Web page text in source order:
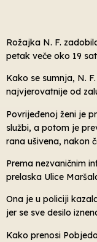
Rožajka N. F.
petak veče oko 19
Kako se sumnja, N.
najvjerovatnije od
Povrijeđenoj ženi je
službi, a potom je
rana ušivena, nakon
Prema nezvaničnim
prelaska Ulice
Ona je u policiji
jer se sve desilo
Kako prenosi